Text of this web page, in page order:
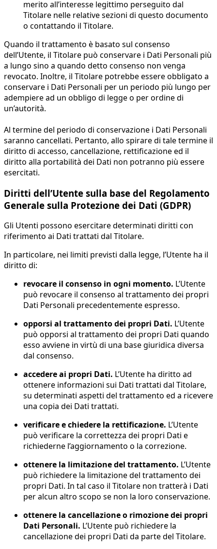
merito all’interesse legittimo perseguito dal
Titolare nelle relative sezioni di questo documento
o contattando il Titolare.
Quando il trattamento è basato sul consenso
dell’Utente, il Titolare può conservare i Dati Personali più
a lungo sino a quando detto consenso non venga
revocato. Inoltre, il Titolare potrebbe essere obbligato a
conservare i Dati Personali per un periodo più lungo per
adempiere ad un obbligo di legge o per ordine di
un’autorità.
Al termine del periodo di conservazione i Dati Personali
saranno cancellati. Pertanto, allo spirare di tale termine il
diritto di accesso, cancellazione, rettificazione ed il
diritto alla portabilità dei Dati non potranno più essere
esercitati.
Diritti dell’Utente sulla base del Regolamento
Generale sulla Protezione dei Dati (GDPR)
Gli Utenti possono esercitare determinati diritti con
riferimento ai Dati trattati dal Titolare.
In particolare, nei limiti previsti dalla legge, l’Utente ha il
diritto di:
revocare il consenso in ogni momento. L’Utente
può revocare il consenso al trattamento dei propri
Dati Personali precedentemente espresso.
opporsi al trattamento dei propri Dati. L’Utente
può opporsi al trattamento dei propri Dati quando
esso avviene in virtù di una base giuridica diversa
dal consenso.
accedere ai propri Dati. L’Utente ha diritto ad
ottenere informazioni sui Dati trattati dal Titolare,
su determinati aspetti del trattamento ed a ricevere
una copia dei Dati trattati.
verificare e chiedere la rettificazione. L’Utente
può verificare la correttezza dei propri Dati e
richiederne l’aggiornamento o la correzione.
ottenere la limitazione del trattamento. L’Utente
può richiedere la limitazione del trattamento dei
propri Dati. In tal caso il Titolare non tratterà i Dati
per alcun altro scopo se non la loro conservazione.
ottenere la cancellazione o rimozione dei propri
Dati Personali. L’Utente può richiedere la
cancellazione dei propri Dati da parte del Titolare.